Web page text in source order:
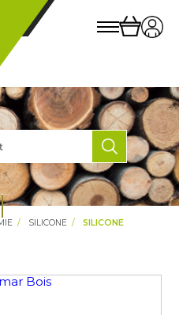
SILICONE
SILICONE